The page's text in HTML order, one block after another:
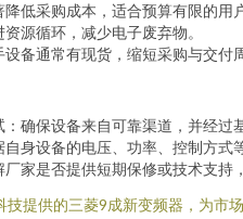
低采购成本，适合预算有限的用户
源循环，减少电子废弃物。
备通常有现货，缩短采购与交付
确保设备来自可靠渠道，并经过
身设备的电压、功率、控制方式
家是否提供短期保修或技术支持
技提供的三菱9成新变频器，为市